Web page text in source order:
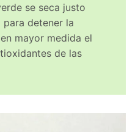
se seca justo
para detener la
mayor medida el
de las